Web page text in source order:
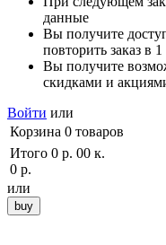
данные
Вы получите
повторить заказ в
Вы получите
скидками и
Войти или
Корзина 0 товаров
Итого 0 р. 00 к.
0 р.
или